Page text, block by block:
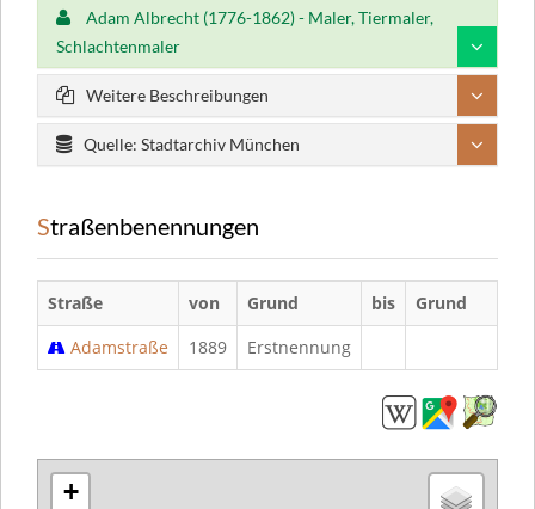
Adam Albrecht (1776-1862) - Maler, Tiermaler,
Schlachtenmaler
Weitere Beschreibungen
Quelle: Stadtarchiv München
Straßenbenennungen
Straße von Grund bis
Grund
Adamstraße
1889 Erstnennung
+